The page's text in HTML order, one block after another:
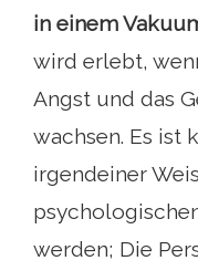
in einem
wird erlebt,
Angst und das
wachsen. Es ist
irgendeiner
werden; Die